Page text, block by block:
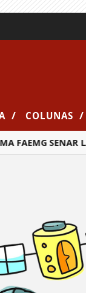
/ COLUNAS /
FAEMG SENAR